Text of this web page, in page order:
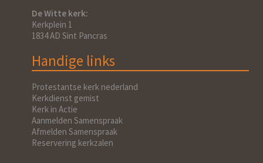
De Witte kerk:
Kerkplein 1
1834 AD Sint Pancras
Handige links
Protestantse kerk nederland
Kerkdienst gemist
Kerk in Actie
Aanmelden Samenspraak
Afmelden Samenspraak
Reservering kerkzalen